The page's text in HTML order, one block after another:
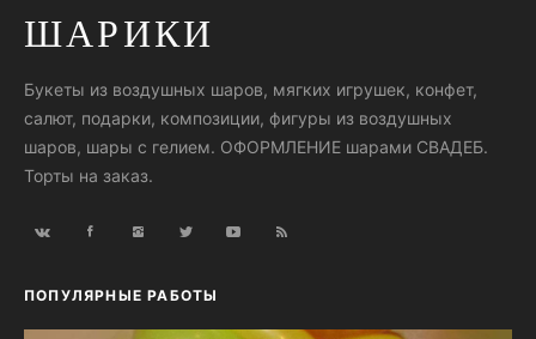
ШАРИКИ
Букеты из воздушных шаров, мягких игрушек, конфет,
салют, подарки, композиции, фигуры из воздушных
шаров, шары с гелием. ОФОРМЛЕНИЕ шарами СВАДЕБ.
Торты на заказ.
ПОПУЛЯРНЫЕ РАБОТЫ